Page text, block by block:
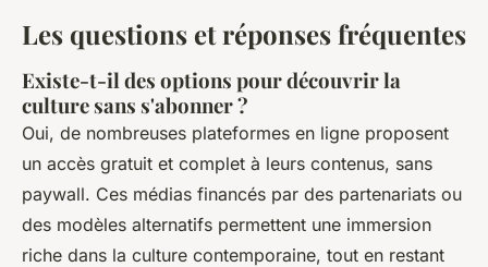
Les questions et réponses fréquentes
Existe-t-il des options pour découvrir la
culture sans s'abonner ?
Oui, de nombreuses plateformes en ligne proposent
un accès gratuit et complet à leurs contenus, sans
paywall. Ces médias financés par des partenariats ou
des modèles alternatifs permettent une immersion
riche dans la culture contemporaine, tout en restant